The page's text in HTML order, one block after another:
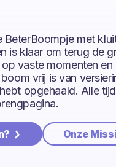
BeterBoompje met
is klaar om terug de
vaste momenten en
vrij is van
opgehaald. Alle
Onze